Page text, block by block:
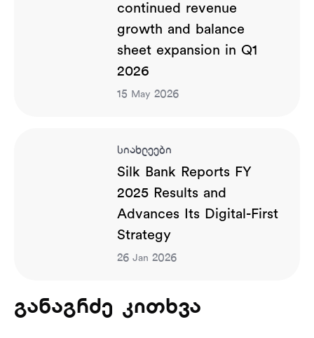
continued revenue
growth and balance
sheet expansion in Q1
2026
15 May2026
სიახლეები
Silk Bank Reports FY
2025 Results and
Advances Its Digital-First
Strategy
26 Jan2026
განაგრძე კითხვა